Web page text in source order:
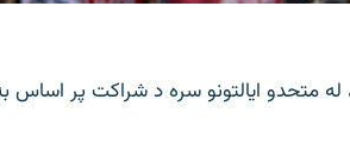
له متحدو ایالتونو سره د شراکت پر اساس